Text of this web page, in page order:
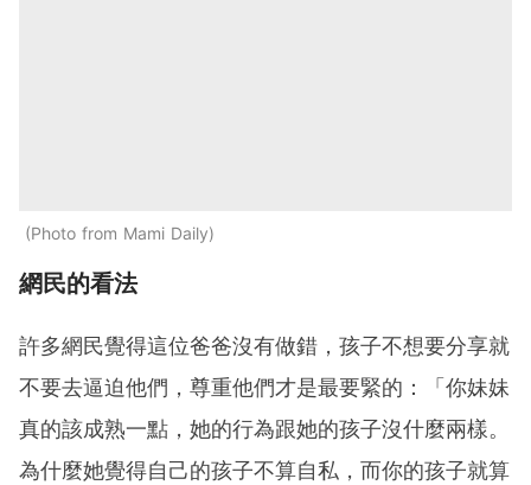
Photo from Mami Daily
網民的看法
許多網民覺得這位爸爸沒有做錯，孩子不想要分享就
不要去逼迫他們，尊重他們才是最要緊的：「你妹妹
真的該成熟一點，她的行為跟她的孩子沒什麼兩樣。
為什麼她覺得自己的孩子不算自私，而你的孩子就算